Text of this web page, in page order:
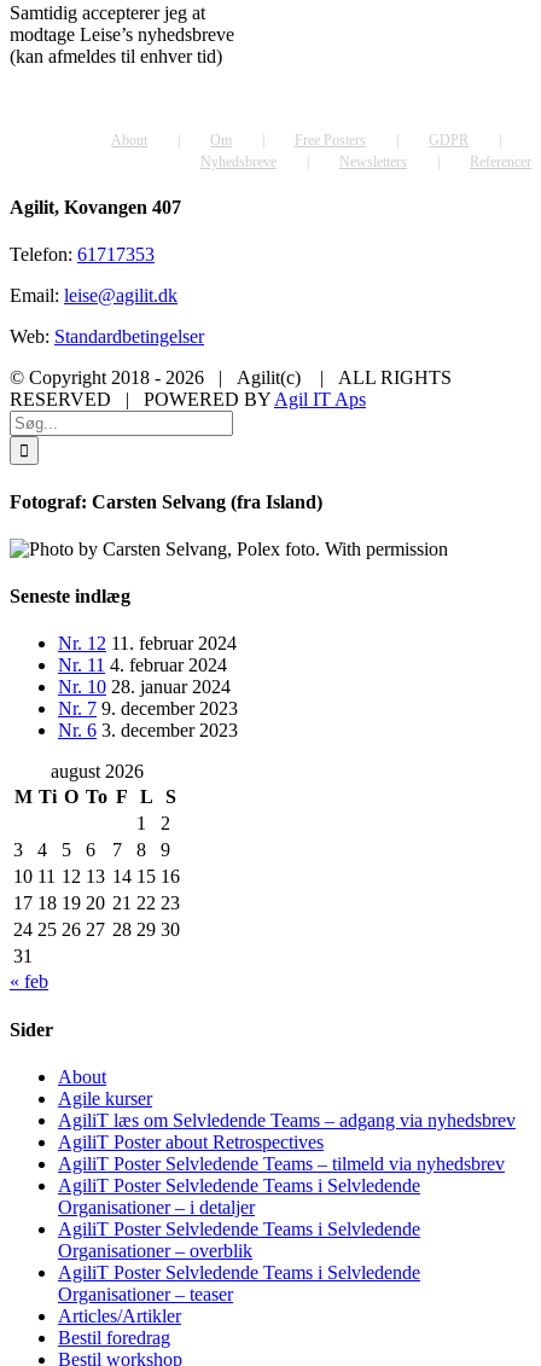
Samtidig accepterer jeg at
modtage Leise’s nyhedsbreve
(kan afmeldes til enhver tid)
About Om Free Posters
GDPR
Nyhedsbreve
Newsletters Referencer
Agilit, Kovangen 407
Telefon: 61717353
Email: leise@agilit.dk
Web: Standardbetingelser
© Copyright 2018 - 2026 | Agilit(c)
| ALL RIGHTS
RESERVED | POWERED BY Agil IT Aps
Facebook
X
LinkedIn
Instagram
Toggle
Sliding
Bar
Søg
efter:
Fotograf: Carsten Selvang (fra Island)
Seneste indlæg
Nr. 12 11. februar 2024
Nr. 11 4. februar 2024
Nr. 10 28. januar 2024
Nr. 7 9. december 2023
Nr. 6 3. december 2023
august 2026
M Ti O To F L
S
1
2
3
4 5 6 7 8
9
10 11 12 13 14 15 16
17 18 19 20 21 22 23
24 25 26 27 28 29 30
31
« feb
Sider
About
Agile kurser
AgiliT læs om Selvledende Teams – adgang via nyhedsbrev
AgiliT Poster about Retrospectives
AgiliT Poster Selvledende Teams – tilmeld via nyhedsbrev
AgiliT Poster Selvledende Teams i Selvledende
Organisationer – i detaljer
AgiliT Poster Selvledende Teams i Selvledende
Organisationer – overblik
AgiliT Poster Selvledende Teams i Selvledende
Organisationer – teaser
Articles/Artikler
Bestil foredrag
Bestil workshop